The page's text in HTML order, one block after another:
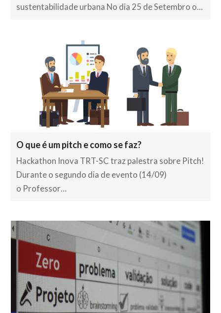
sustentabilidade urbana No dia 25 de Setembro o…
O que é um pitch e como se faz?
Hackathon Inova TRT-SC traz palestra sobre Pitch!
Durante o segundo dia de evento (14/09)
o Professor…